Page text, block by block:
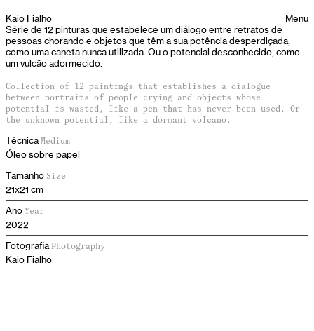
Kaio Fialho
Menu
Série de 12 pinturas que estabelece um diálogo entre retratos de
pessoas chorando e objetos que têm a sua potência desperdiçada,
como uma caneta nunca utilizada. Ou o potencial desconhecido, como
um vulcão adormecido.
Collection of 12 paintings that establishes a dialogue
between portraits of people crying and objects whose
potential is wasted, like a pen that has never been used. Or
the unknown potential, like a dormant volcano.
TécnicaMedium
Óleo sobre papel
Tamanho Size
21x21 cm
AnoYear
2022
FotografiaPhotography
Kaio Fialho